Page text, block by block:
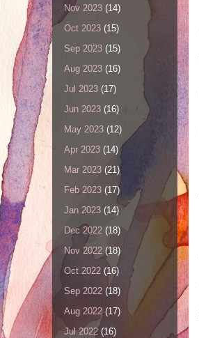
Nov 2023 (14)
Oct 2023 (15)
Sep 2023 (15)
Aug 2023 (16)
Jul 2023 (17)
Jun 2023 (16)
May 2023 (12)
Apr 2023 (14)
Mar 2023 (21)
Feb 2023 (17)
Jan 2023 (14)
Dec 2022 (18)
Nov 2022 (18)
Oct 2022 (16)
Sep 2022 (18)
Aug 2022 (17)
Jul 2022 (16)